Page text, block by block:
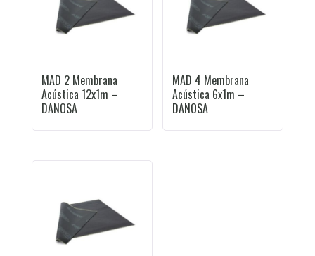
MAD 2 Membrana
Acústica 12x1m –
DANOSA
MAD 4 Membrana
Acústica 6x1m –
DANOSA